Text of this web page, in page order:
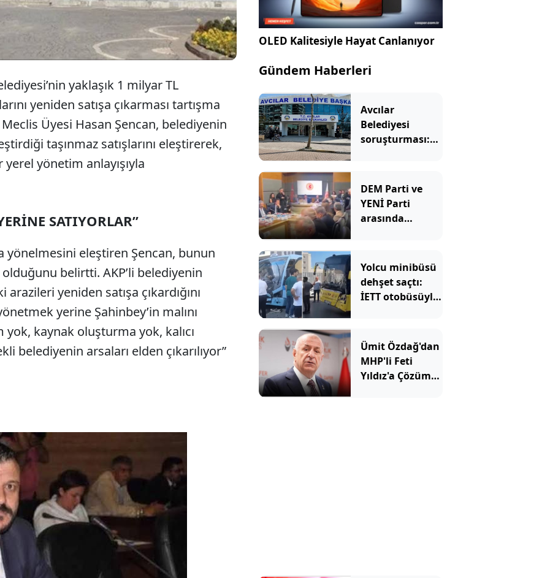
yaklaşık 1 milyar TL
yeniden satışa çıkarması tartışma
Üyesi Hasan Şencan, belediyenin
taşınmaz satışlarını eleştirerek,
yönetim anlayışıyla
SATIYORLAR”
yönelmesini eleştiren Şencan, bunun
belirtti. AKP’li belediyenin
yeniden satışa çıkardığını
yerine Şahinbey’in malını
kaynak oluşturma yok, kalıcı
belediyenin arsaları elden çıkarılıyor”
OLED Kalitesiyle Hayat Canlanıyor
Gündem Haberleri
Avcılar
Belediyesi
soruşturması:
DEM Parti ve
YENİ Parti
arasında
Salonda sesler
aniden yükseldi
Yolcu minibüsü
dehşet saçtı:
İETT otobüsüyle
Ümit Özdağ'dan
MHP'li Feti
Yıldız'a Çözüm